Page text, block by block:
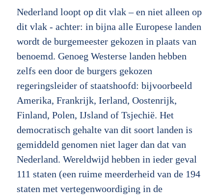
Nederland loopt op dit vlak – en niet alleen op
dit vlak - achter: in bijna alle Europese landen
wordt de burgemeester gekozen in plaats van
benoemd. Genoeg Westerse landen hebben
zelfs een door de burgers gekozen
regeringsleider of staatshoofd: bijvoorbeeld
Amerika, Frankrijk, Ierland, Oostenrijk,
Finland, Polen, IJsland of Tsjechië. Het
democratisch gehalte van dit soort landen is
gemiddeld genomen niet lager dan dat van
Nederland. Wereldwijd hebben in ieder geval
111 staten (een ruime meerderheid van de 194
staten met vertegenwoordiging in de